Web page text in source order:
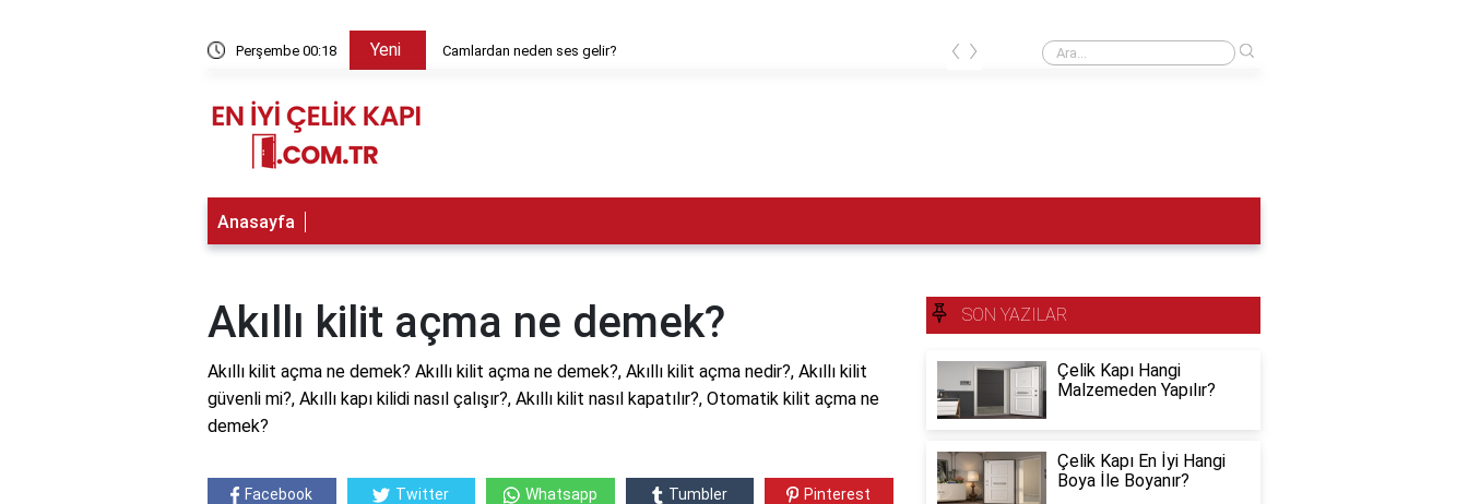
Perşembe 00:18 Yeni Camlardan neden ses gelir? 10 Kasımda yakaya ne takılır?
‹ ›
Anasayfa
Akıllı kilit açma ne demek?
Akıllı kilit açma ne demek? Akıllı kilit açma ne demek?, Akıllı kilit açma nedir?, Akıllı kilit
güvenli mi?, Akıllı kapı kilidi nasıl çalışır?, Akıllı kilit nasıl kapatılır?, Otomatik kilit açma ne
demek?
Facebook Twitter Whatsapp Tumbler Pinterest
SON YAZILAR
Çelik Kapı Hangi
Malzemeden Yapılır?
Çelik Kapı En İyi Hangi
Boya İle Boyanır?